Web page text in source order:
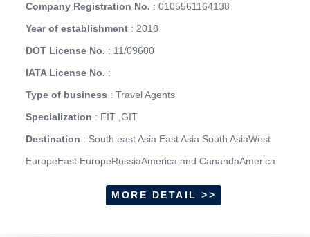
Company Registration No. : 0105561164138
Year of establishment : 2018
DOT License No. : 11/09600
IATA License No. :
Type of business : Travel Agents
Specialization : FIT ,GIT
Destination : South east Asia East Asia South AsiaWest
EuropeEast EuropeRussiaAmerica and CanandaAmerica
MORE DETAIL >>